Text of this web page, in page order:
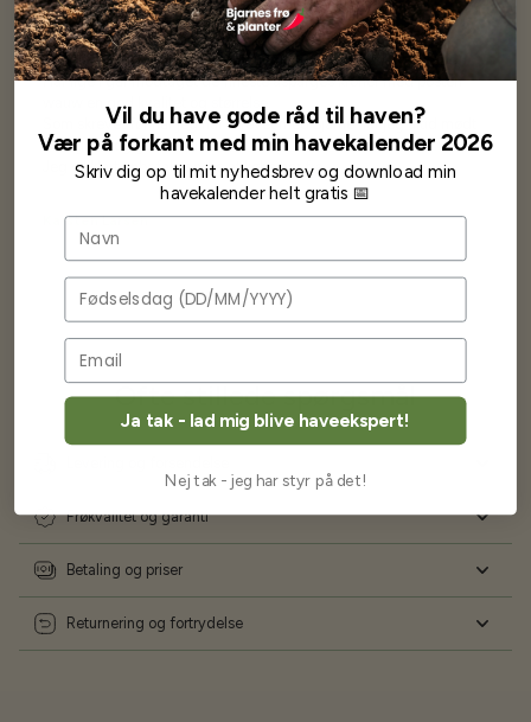
Har altid kun mødt god vejledning og hjælp fra Barney (Bjarne)
Har lige i går modtaget de fineste asparges kroner med posten
wauw en god kvalitet og størrelse.
Som skrevet før når jeg har skrevet med Bjarne har jeg altid mødt
venlighed og god service.
Jeg vil klart anbefale andre at købe her fra
Karsten Larsen
Ofte stillede spørgsmål
Frøkvalitet og garanti
Betaling og priser
Returnering og fortrydelse
Vil du have gode råd til haven?
Vær på forkant med min havekalender 2026
Skriv dig op til mit nyhedsbrev og download min
havekalender helt gratis 📅
Navn
Fødselsdag
Ja tak - lad mig blive haveekspert!
Nej tak - jeg har styr på det!